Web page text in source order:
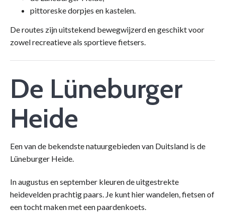
pittoreske dorpjes en kastelen.
De routes zijn uitstekend bewegwijzerd en geschikt voor
zowel recreatieve als sportieve fietsers.
De Lüneburger
Heide
Een van de bekendste natuurgebieden van Duitsland is de
Lüneburger Heide.
In augustus en september kleuren de uitgestrekte
heidevelden prachtig paars. Je kunt hier wandelen, fietsen of
een tocht maken met een paardenkoets.